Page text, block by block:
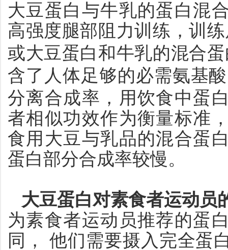
大豆蛋白与牛乳的蛋白混
高强度腿部阻力训练，训
或大豆蛋白和牛乳的混合
含了人体足够的必需氨基
分离合成率，用饮食中蛋
者相似功效作为衡量标准
食用大豆与乳品的混合蛋
蛋白部分合成率较慢。
大豆蛋白对素食者运动员
为素食者运动员推荐的蛋
同， 他们需要摄入完全蛋